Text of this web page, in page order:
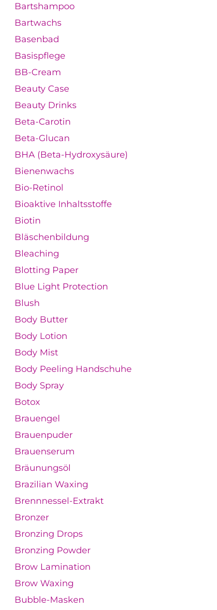
Bartshampoo
Bartwachs
Basenbad
Basispflege
BB-Cream
Beauty Case
Beauty Drinks
Beta-Carotin
Beta-Glucan
BHA (Beta-Hydroxysäure)
Bienenwachs
Bio-Retinol
Bioaktive Inhaltsstoffe
Biotin
Bläschenbildung
Bleaching
Blotting Paper
Blue Light Protection
Blush
Body Butter
Body Lotion
Body Mist
Body Peeling Handschuhe
Body Spray
Botox
Brauengel
Brauenpuder
Brauenserum
Bräunungsöl
Brazilian Waxing
Brennnessel-Extrakt
Bronzer
Bronzing Drops
Bronzing Powder
Brow Lamination
Brow Waxing
Bubble-Masken